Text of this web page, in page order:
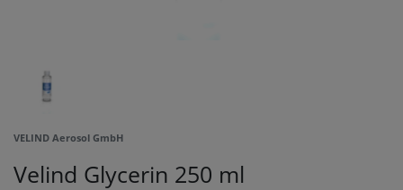
VELIND Aerosol GmbH
Velind Glycerin 250 ml